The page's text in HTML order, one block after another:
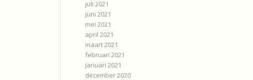
juli 2021
juni 2021
mei 2021
april 2021
maart 2021
februari 2021
januari 2021
december 2020